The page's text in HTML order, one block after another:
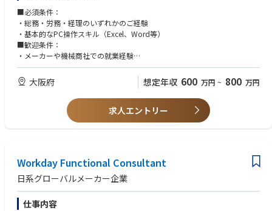
■人事：採用活動（人材会社との折衝、面接対応等）、採用計画の立案、
社内教育制度の構築など
■総務：各種備品・設備の管理、社内規程・ルールの整備、社内文書の作
成・確認等の社内サポート業務
算、勤怠管理、社会保険手続き
■経理：経理課長のサポート、経理/財務全般。
■必須条件：
・総務・労務・経理のいずれかのご経験
・基本的なPC操作スキル（Excel、Word等）
■歓迎条件：
・メーカーや機械商社での就業経験
・日商簿記検定2級、衛生管理者の資格所持
大阪府 想定年収 600 万円 ~ 800 万円
求人エントリー
Workday Functional Consultant
日系グローバルメーカー企業
仕事内容